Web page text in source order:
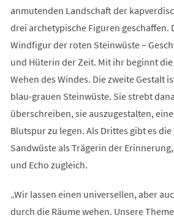
anmutenden Landschaft der
drei archetypische Figuren geschaffen.
Windfigur der roten Steinwüste –
und Hüterin der Zeit. Mit ihr beginnt
Wehen des Windes. Die zweite Gestalt
blau-grauen Steinwüste. Sie strebt
überschreiben, sie auszugestalten,
Blutspur zu legen. Als Drittes gibt es
Sandwüste als Trägerin der
und Echo zugleich.
„Wir lassen einen universellen, aber
durch die Räume wehen. Unsere